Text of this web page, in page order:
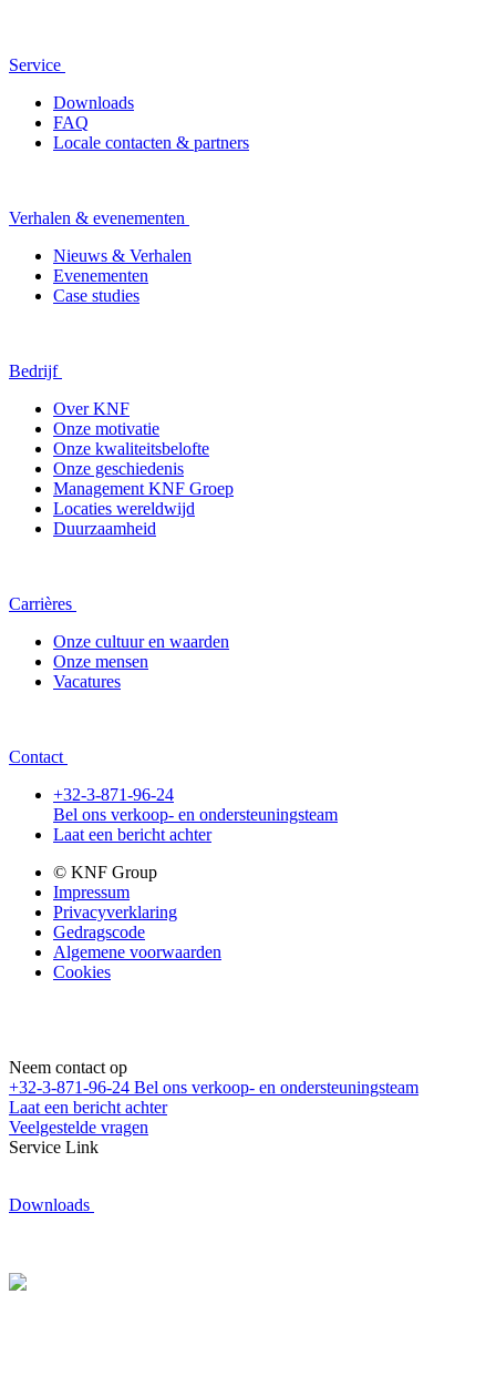
Service
Downloads
FAQ
Locale contacten & partners
Verhalen & evenementen
Nieuws & Verhalen
Evenementen
Case studies
Bedrijf
Over KNF
Onze motivatie
Onze kwaliteitsbelofte
Onze geschiedenis
Management KNF Groep
Locaties wereldwijd
Duurzaamheid
Carrières
Onze cultuur en waarden
Onze mensen
Vacatures
Contact
+32-3-871-96-24
Bel ons verkoop- en ondersteuningsteam
Laat een bericht achter
© KNF Group
Impressum
Privacyverklaring
Gedragscode
Algemene voorwaarden
Cookies
Neem contact op
+32-3-871-96-24 Bel ons verkoop- en ondersteuningsteam
Laat een bericht achter
Veelgestelde vragen
Service Link
Downloads